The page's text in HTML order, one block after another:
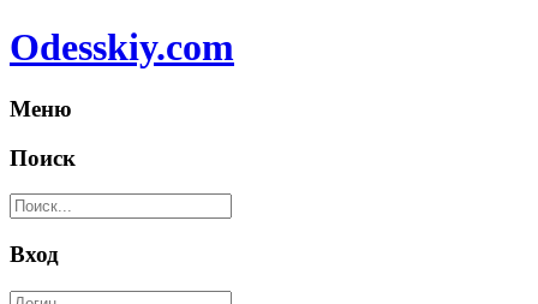
Odesskiy.com
Меню
Поиск
Вход